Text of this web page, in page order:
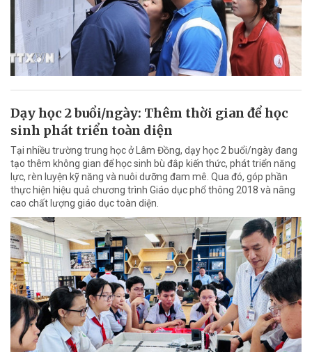
Dạy học 2 buổi/ngày: Thêm thời gian để học
sinh phát triển toàn diện
Tại nhiều trường trung học ở Lâm Đồng, dạy học 2 buổi/ngày đang
tạo thêm không gian để học sinh bù đắp kiến thức, phát triển năng
lực, rèn luyện kỹ năng và nuôi dưỡng đam mê. Qua đó, góp phần
thực hiện hiệu quả chương trình Giáo dục phổ thông 2018 và nâng
cao chất lượng giáo dục toàn diện.